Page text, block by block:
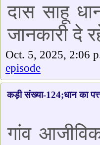
दास साहू
जानकारी दे
Oct. 5, 2025, 2:06
episode
कड़ी संख्या-124;धान का
गांव